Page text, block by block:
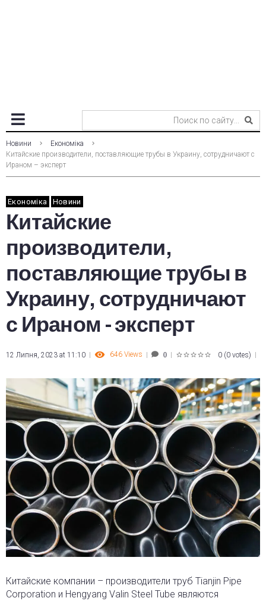
Новини
Економіка
Китайские производители, поставляющие трубы в Украину, сотрудничают с
Ираном – эксперт
Економіка Новини
Китайские
производители,
поставляющие трубы в
Украину, сотрудничают
с Ираном - эксперт
12 Липня, 2023 at 11:10 646 Views 0 0 (0 votes)
Китайские компании – производители труб Tianjin Pipe
Corporation и Hengyang Valin Steel Tube являются